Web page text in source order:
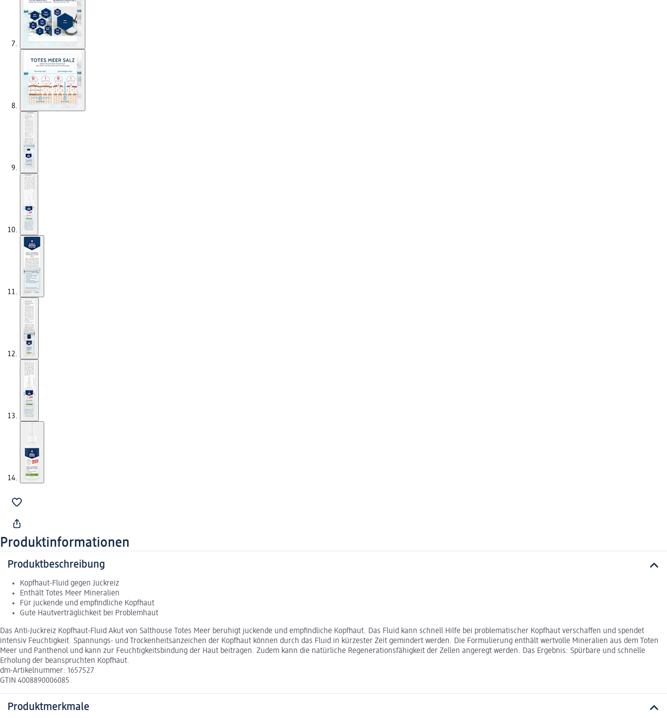
Produktinformationen
Produktbeschreibung
Kopfhaut-Fluid gegen Juckreiz
Enthält Totes Meer Mineralien
Für juckende und empfindliche Kopfhaut
Gute Hautverträglichkeit bei Problemhaut
Das Anti-Juckreiz Kopfhaut-Fluid Akut von Salthouse Totes Meer beruhigt juckende und empfindliche Kopfhaut. Das Fluid kann schnell Hilfe bei problematischer Kopfhaut verschaffen und spendet
intensiv Feuchtigkeit. Spannungs- und Trockenheitsanzeichen der Kopfhaut können durch das Fluid in kürzester Zeit gemindert werden. Die Formulierung enthält wertvolle Mineralien aus dem Toten
Meer und Panthenol und kann zur Feuchtigkeitsbindung der Haut beitragen. Zudem kann die natürliche Regenerationsfähigkeit der Zellen angeregt werden. Das Ergebnis: Spürbare und schnelle
Erholung der beanspruchten Kopfhaut.
dm-Artikelnummer: 1657527
GTIN 4008890006085
Produktmerkmale